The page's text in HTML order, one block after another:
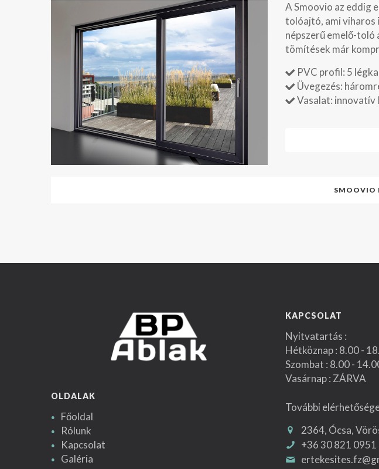
A Smoovio az
tolóajtó, ami viharos
népszerű emelő-
tömítések már
PVC profil: 5
Üvegezés:
Vasalat: innovatív
SMOOVIO
OLDALAK
Főoldal
Rólunk
Kapcsolat
Galéria
KAPCSOLAT
Nyitvatartás :
Hétköznap : 8.00 -
Szombat : 8.00 -
Vasárnap : ZÁRVA
További
2364, Ócsa,
+36 30 821 0951